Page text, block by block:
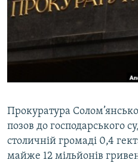
ДЕПОРТАЦІЯ
ВІДЕОУРОКИ «ELIFBE»
СВІДЧЕННЯ ОКУПАЦІЇ
УКРАЇНСЬКА ПРОБЛЕМА КРИМУ
ЯК ОБІЙТИ БЛОКУВАННЯ
Русский
Усі сайти RFE/RL
Прокуратура
позов до господарського
столичній громаді 0,4
майже 12 мільйонів